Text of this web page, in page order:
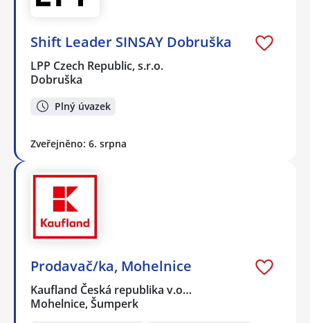
Shift Leader SINSAY Dobruška
LPP Czech Republic, s.r.o.
Dobruška
Plný úvazek
Zveřejněno: 6. srpna
Prodavač/ka, Mohelnice
Kaufland Česká republika v.o…
Mohelnice, Šumperk